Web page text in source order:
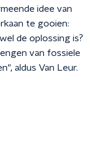
idee van
te gooien:
de oplossing is?
van fossiele
aldus Van Leur.